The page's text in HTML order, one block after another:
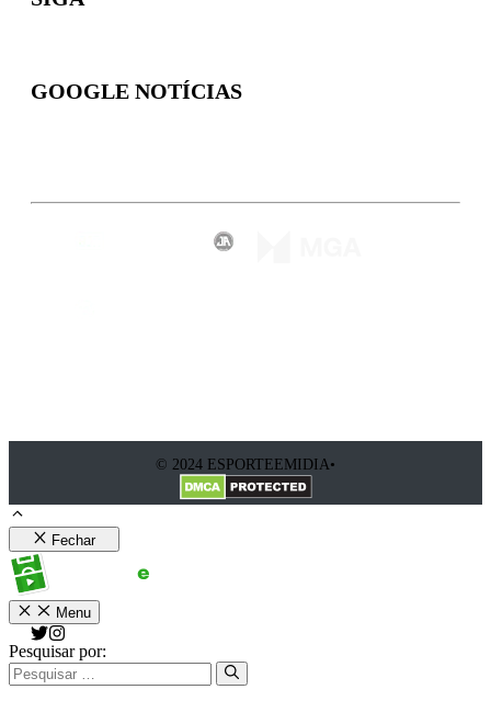
GOOGLE NOTÍCIAS
© 2024 ESPORTEEMIDIA•
Fechar
Menu
Pesquisar por: